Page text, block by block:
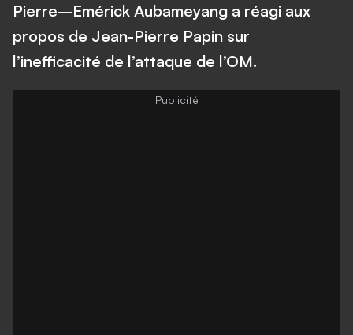
Pierre–Emérick Aubameyang a réagi aux
propos de Jean-Pierre Papin sur
l’inefficacité de l’attaque de l’OM.